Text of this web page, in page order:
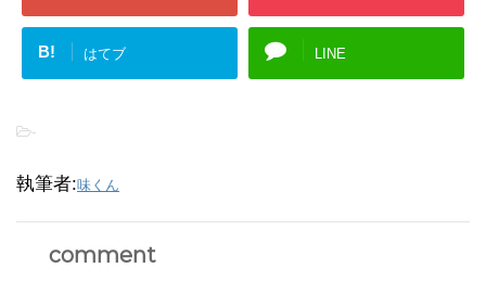
B! はてブ LINE
-
執筆者:味くん
comment